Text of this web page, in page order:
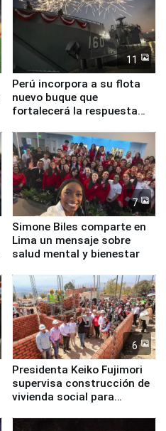
11
Perú incorpora a su flota
nuevo buque que
fortalecerá la respuesta
7
Simone Biles comparte en
Lima un mensaje sobre
salud mental y bienestar
6
Presidenta Keiko Fujimori
supervisa construcción de
vivienda social para